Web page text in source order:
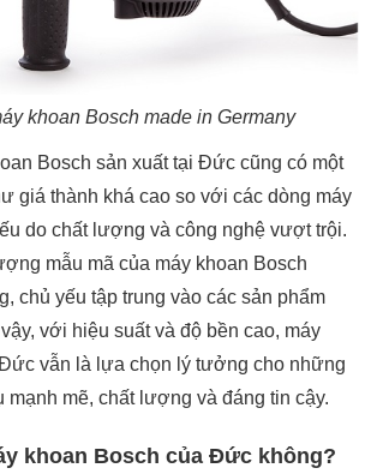
khoan Bosch made in Germany
Bosch sản xuất tại Đức cũng có một
giá thành khá cao so với các dòng máy
do chất lượng và công nghệ vượt trội.
mẫu mã của máy khoan Bosch
chủ yếu tập trung vào các sản phẩm
với hiệu suất và độ bền cao, máy
vẫn là lựa chọn lý tưởng cho những
mạnh mẽ, chất lượng và đáng tin cậy.
khoan Bosch của Đức không?